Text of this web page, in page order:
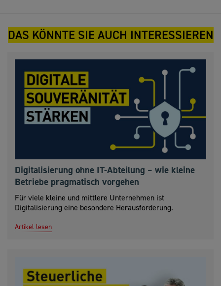
DAS KÖNNTE SIE AUCH INTERESSIEREN
Digitalisierung ohne IT-Abteilung – wie kleine
Betriebe pragmatisch vorgehen
Für viele kleine und mittlere Unternehmen ist
Digitalisierung eine besondere Herausforderung.
Artikel lesen